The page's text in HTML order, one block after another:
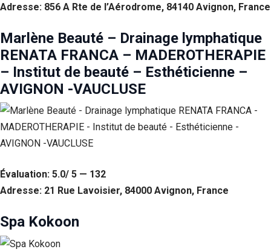
Adresse: 856 A Rte de l’Aérodrome, 84140 Avignon, France
Marlène Beauté – Drainage lymphatique
RENATA FRANCA – MADEROTHERAPIE
– Institut de beauté – Esthéticienne –
AVIGNON -VAUCLUSE
Évaluation: 5.0/ 5 — 132
Adresse: 21 Rue Lavoisier, 84000 Avignon, France
Spa Kokoon